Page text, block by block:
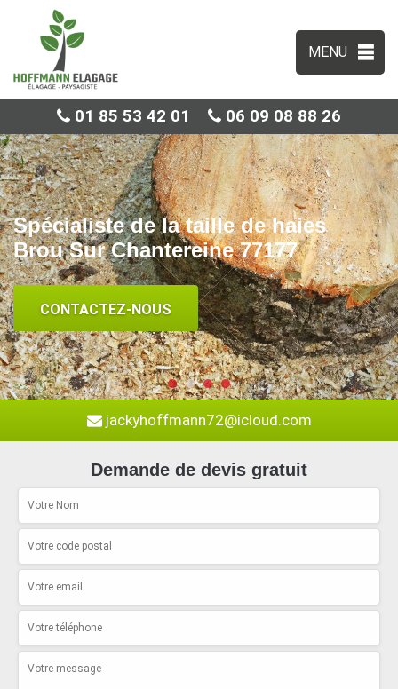
MENU
01 85 53 42 01 06 09 08 88 26
Spécialiste de la taille de haies
Brou Sur Chantereine 77177
CONTACTEZ-NOUS
jackyhoffmann72@icloud.com
Demande de devis gratuit